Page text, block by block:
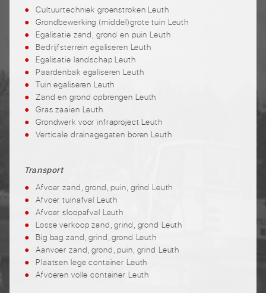
Cultuurtechniek groenstroken Leuth
Grondbewerking (middel)grote tuin Leuth
Egalisatie zand, grond en puin Leuth
Bedrijfsterrein egaliseren Leuth
Egalisatie landschap Leuth
Paardenbak egaliseren Leuth
Tuin egaliseren Leuth
Zand en grond opbrengen Leuth
Gras zaaien Leuth
Grondwerk voor infraproject Leuth
Verticale drainagegaten boren Leuth
Transport
Afvoer zand, grond, puin, grind Leuth
Afvoer tuinafval Leuth
Afvoer sloopafval Leuth
Losse verkoop zand, grind, grond Leuth
Big bag zand, grind, grond Leuth
Aanvoer zand, grond, puin, grind Leuth
Plaatsen lege container Leuth
Afvoeren volle container Leuth